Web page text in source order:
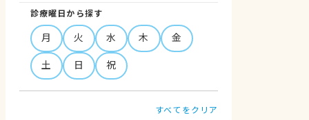
診療曜日から探す
月 火 水 木
金
土
日 祝
すべてをクリア